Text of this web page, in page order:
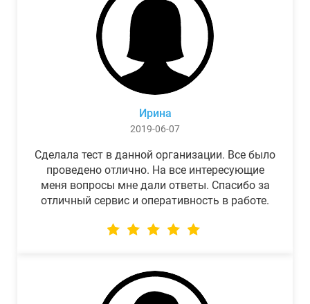
Ирина
2019-06-07
Сделала тест в данной организации. Все было
проведено отлично. На все интересующие
меня вопросы мне дали ответы. Спасибо за
отличный сервис и оперативность в работе.